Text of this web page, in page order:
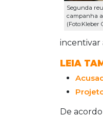
Segunda
campanha
(Foto:Kleber
incentivar
LEIA
De